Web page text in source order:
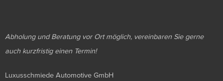
Abholung und Beratung vor Ort möglich, vereinbaren Sie gerne
auch kurzfristig einen Termin!
Luxusschmiede Automotive GmbH